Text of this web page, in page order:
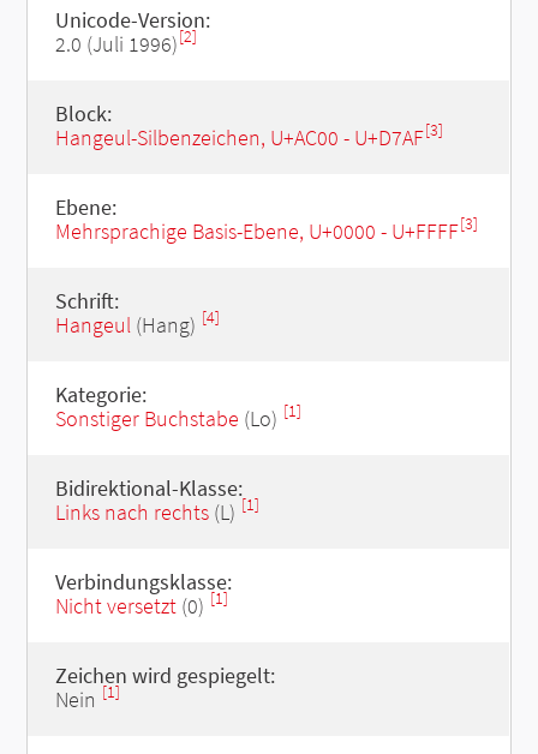
Unicode-Version:
2.0 (Juli 1996)[2]
Block:
Hangeul-Silbenzeichen, U+AC00 - U+D7AF[3]
Ebene:
Mehrsprachige Basis-Ebene, U+0000 - U+FFFF[3]
Schrift:
Hangeul(Hang) [4]
Kategorie:
Sonstiger Buchstabe (Lo) [1]
Bidirektional-Klasse:
Links nach rechts(L) [1]
Verbindungsklasse:
Nicht versetzt(0) [1]
Zeichen wird gespiegelt:
Nein [1]